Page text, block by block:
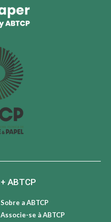
+ ABTCP
Sobre a ABTCP
Associe-se à ABTCP